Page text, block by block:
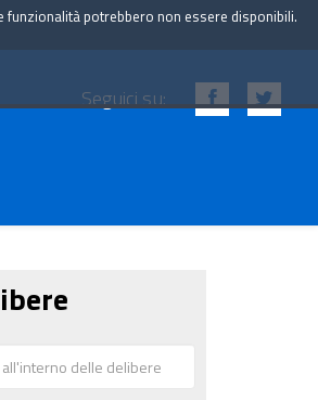
Seguici su:
funzionalità potrebbero non essere disponibili.